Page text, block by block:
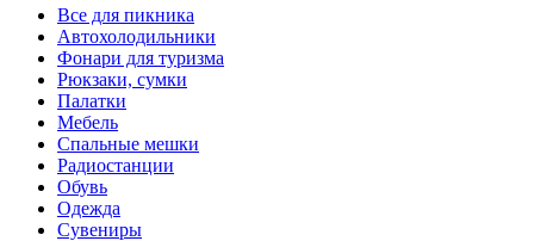
Все для пикника
Автохолодильники
Фонари для туризма
Рюкзаки, сумки
Палатки
Мебель
Спальные мешки
Радиостанции
Обувь
Одежда
Сувениры